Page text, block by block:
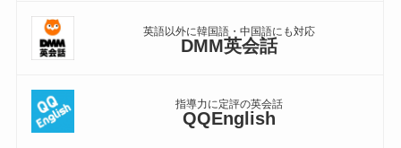
英語以外に韓国語・中国語にも対応
DMM英会話
指導力に定評の英会話
QQEnglish